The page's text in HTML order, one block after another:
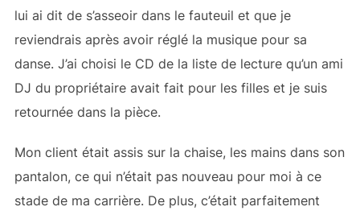
lui ai dit de s’asseoir dans le fauteuil et que je
reviendrais après avoir réglé la musique pour sa
danse. J’ai choisi le CD de la liste de lecture qu’un ami
DJ du propriétaire avait fait pour les filles et je suis
retournée dans la pièce.
Mon client était assis sur la chaise, les mains dans son
pantalon, ce qui n’était pas nouveau pour moi à ce
stade de ma carrière. De plus, c’était parfaitement